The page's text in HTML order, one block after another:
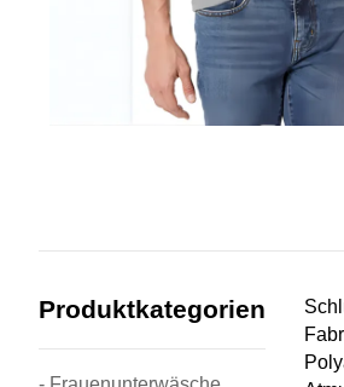
Produktkategorien